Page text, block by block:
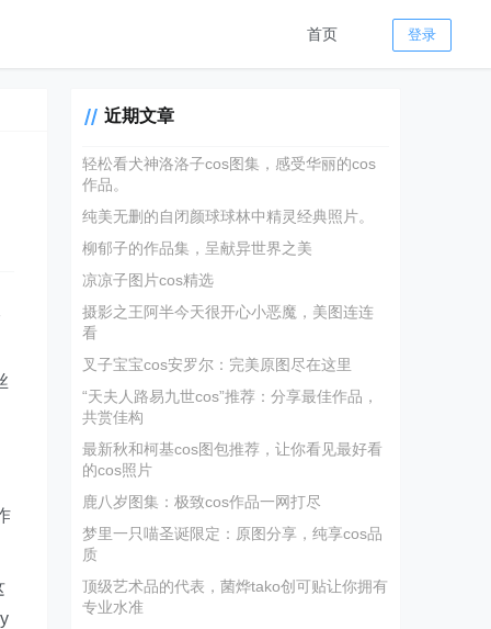
首页 登录
近期文章
轻松看犬神洛洛子cos图集，感受华丽的cos
作品。
纯美无删的自闭颜球球林中精灵经典照片。
柳郁子的作品集，呈献异世界之美
凉凉子图片cos精选
摄影之王阿半今天很开心小恶魔，美图连连
看
叉子宝宝cos安罗尔：完美原图尽在这里
“天夫人路易九世cos”推荐：分享最佳作品，
共赏佳构
最新秋和柯基cos图包推荐，让你看见最好看
的cos照片
鹿八岁图集：极致cos作品一网打尽
梦里一只喵圣诞限定：原图分享，纯享cos品
质
顶级艺术品的代表，菌烨tako创可贴让你拥有
专业水准